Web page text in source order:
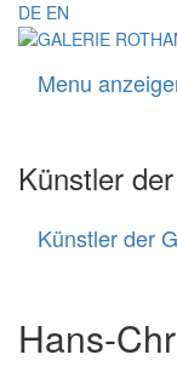
DE EN
Menu
Künstler
Künstler der
Hans-